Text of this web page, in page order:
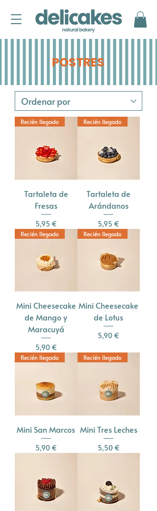
POSTRES
Recién llegado
Tartaleta de
Fresas
Precio
5,95 €
Recién llegado
Tartaleta de
Arándanos
Precio
5,95 €
Recién llegado
Mini Cheesecake
de Mango y
Maracuyá
Precio
5,90 €
Recién llegado
Mini Cheesecake
de Lotus
Precio
5,90 €
Recién llegado
Mini San Marcos
Precio
5,90 €
Recién llegado
Mini Tres Leches
Precio
5,50 €